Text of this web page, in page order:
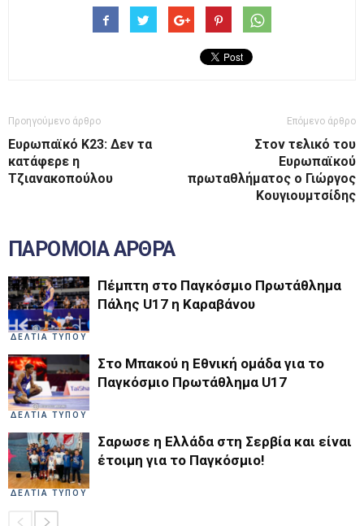
Προηγούμενο άρθρο
Ευρωπαϊκό Κ23: Δεν τα
κατάφερε η
Τζιανακοπούλου
Επόμενο άρθρο
Στον τελικό του
Ευρωπαϊκού
πρωταθλήματος ο Γιώργος
Κουγιουμτσίδης
ΠΑΡΟΜΟΙΑ ΑΡΘΡΑ
ΔΕΛΤΙΑ ΤΥΠΟΥ
Πέμπτη στο Παγκόσμιο Πρωτάθλημα
Πάλης U17 η Καραβάνου
ΔΕΛΤΙΑ ΤΥΠΟΥ
Στο Μπακού η Εθνική ομάδα για το
Παγκόσμιο Πρωτάθλημα U17
ΔΕΛΤΙΑ ΤΥΠΟΥ
Σαρωσε η Ελλάδα στη Σερβία και είναι
έτοιμη για το Παγκόσμιο!